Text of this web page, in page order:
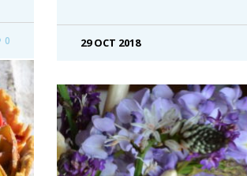
0 29 OCT 2018